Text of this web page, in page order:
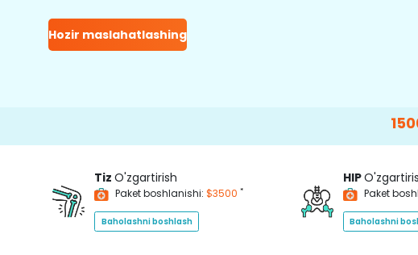
Hozir maslahatlashing
Tiz O'zgartirish
Paket boshlanishi: $3500 *
Baholashni boshlash
HIP
Paket
Baholashni